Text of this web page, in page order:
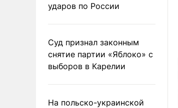
ударов по России
Суд признал законным
снятие партии «Яблоко» с
выборов в Карелии
На польско-украинской